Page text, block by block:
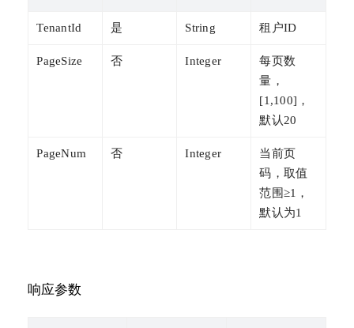
TenantId 是 String 租户ID
PageSize 否 Integer
每页数
量，
[1,100]，
默认20
PageNum 否 Integer
当前页
码，取值
范围≥1，
默认为1
响应参数